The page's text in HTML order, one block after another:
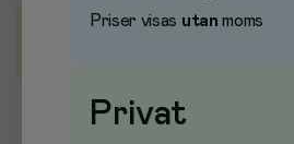
Batterier
Alkaliska batterier
Priser visas utan moms
Privat